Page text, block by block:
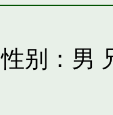
性别：男